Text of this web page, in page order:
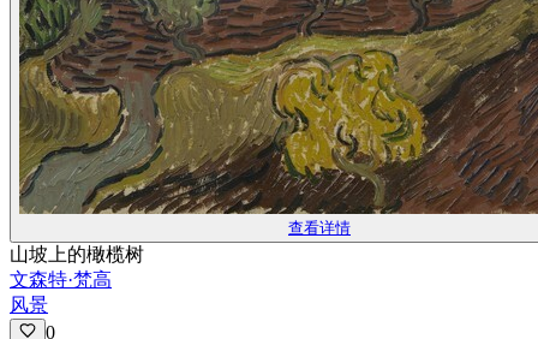
查看详情
山坡上的橄榄树
文森特·梵高
风景
0